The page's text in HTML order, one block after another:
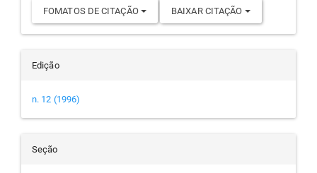
FOMATOS DE CITAÇÃO BAIXAR CITAÇÃO
Edição
n. 12 (1996)
Seção